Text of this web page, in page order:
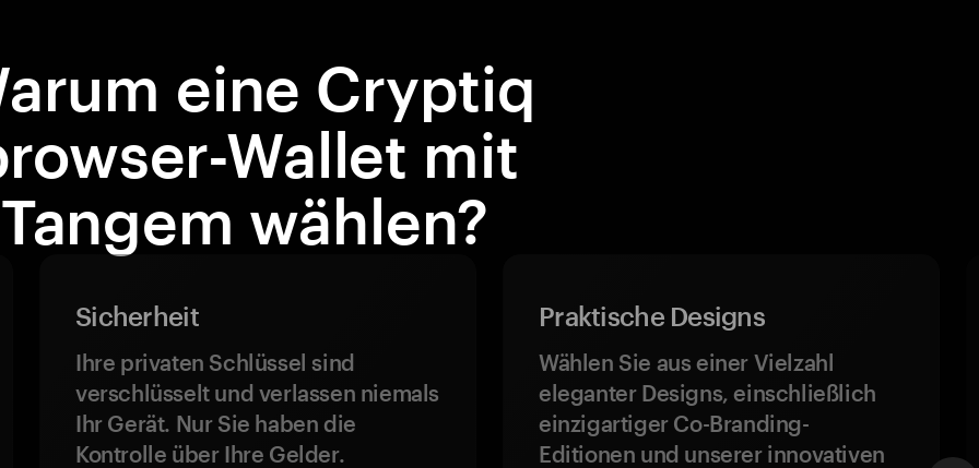
eine Cryptiq
Wallet mit
Tangem wählen?
Sicherheit
Ihre privaten Schlüssel sind
verschlüsselt und verlassen niemals
Ihr Gerät. Nur Sie haben die
Kontrolle über Ihre Gelder.
Praktische Designs
Wählen Sie aus einer Vielzahl
eleganter Designs, einschließlich
einzigartiger Co-Branding-
Editionen und unserer innovativen